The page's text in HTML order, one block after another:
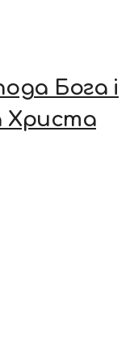
Бога і
Христа